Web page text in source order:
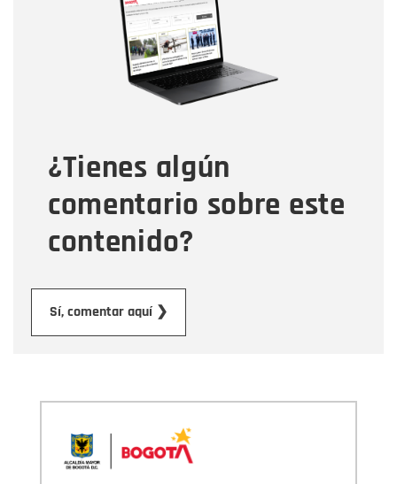
¿Tienes algún
comentario sobre este
contenido?
Sí, comentar aquí ❯
Correo electrónico
Tipo de comentario
Mensaje